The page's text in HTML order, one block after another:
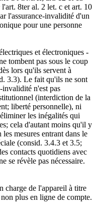
8ter al. 2 let. c et art. 10
l'assurance-invalidité d'un
pour une personne
et électroniques -
tombent pas sous le coup
lors qu'ils servent à
3.3). Le fait qu'ils ne sont
invalidité n'est pas
(interdiction de la
liberté personnelle), ni
les inégalités qui
cela d'autant moins qu'il y
mesures entrant dans le
(consid. 3.4.3 et 3.5;
contacts quotidiens avec
se révèle pas nécessaire.
charge de l'appareil à titre
plus en ligne de compte.